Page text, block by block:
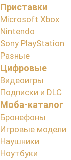
Приставки
Microsoft Xbox
Nintendo
Sony PlayStation
Разные
Цифровые
Видеоигры
Подписки и DLC
Моба-каталог
Бронефоны
Игровые модели
Наушники
Ноутбуки